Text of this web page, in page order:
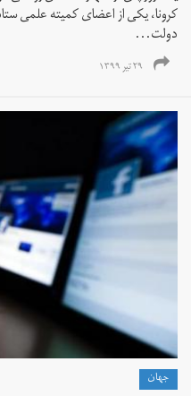
کرونا، یکی از اعضای کمیته علمی
دولت...
۲۹ تیر ۱۳۹۹
جهان